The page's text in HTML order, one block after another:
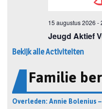
Bekijk alle Activiteiten
Familie
Overleden: Annie Bolenius